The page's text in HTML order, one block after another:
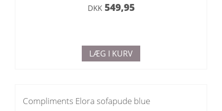
DKK549,95
LÆG I KURV
Compliments Elora sofapude blue